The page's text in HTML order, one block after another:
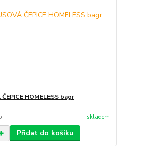
HOMELESS bagr
skladem
Přidat do košíku